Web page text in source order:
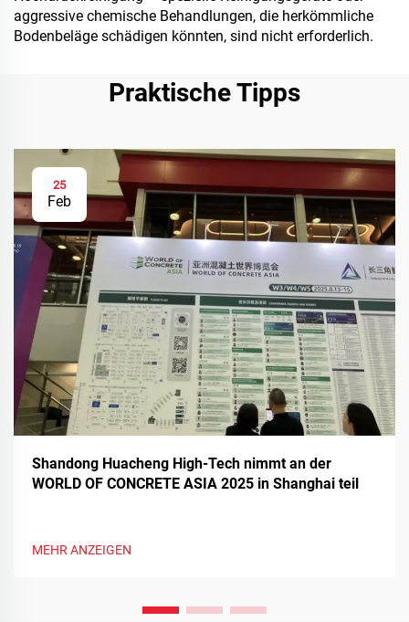
aggressive chemische Behandlungen, die herkömmliche
Bodenbeläge schädigen könnten, sind nicht erforderlich.
Praktische Tipps
25
Feb
Shandong Huacheng High-Tech nimmt an der
WORLD OF CONCRETE ASIA 2025 in Shanghai teil
MEHR ANZEIGEN